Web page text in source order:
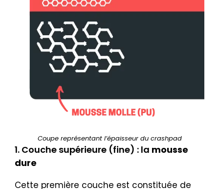
Coupe représentant l’épaisseur du crashpad
1. Couche supérieure (fine) : la mousse
dure
Cette première couche est constituée de